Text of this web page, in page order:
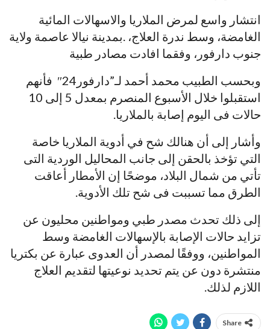
انتشار واسع لمرض الملاريا والاسهالات المائية
الغامضة، وسط ندرة العلاج، .بمدينة نيالا عاصمة ولاية
جنوب دارفور، وفقما افادت مصادر طبية
وبحسب الطبيب محمد أحمد لـ”دارفور24″ فأنهم
استقبلوا خلال الأسبوع المنصرم بمعدل 5 إلى 10
حالات فى اليوم إصابة بالملاريا.
وأشار إلى أن هنالك شح في أدوية الملاريا خاصة
التي تؤخذ بالحقن إلى جانب المحاليل الوردية التى
تأتي من شمال البلاد، موضحًا إن الأمطار أعاقت
الطرق مما تسببت فى شح تلك الأدوية.
إلى ذلك تحدث مصدر طبي ومواطنين محليون عن
تزايد حالات الإصابة بالإسهالات الغامضة وسط
المواطنين، ووفقًا لمصدر أن العدوى عبارة عن بكتريا
منتشرة دون عن يتم تحديد نوعيتها لتقديم العلاج
اللازم لذلك.
Share